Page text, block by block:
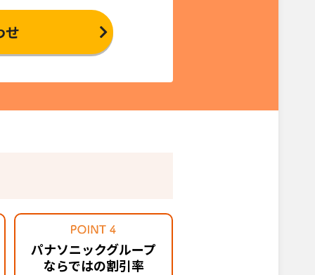
せ
パナソニックグループ
ならではの割引率